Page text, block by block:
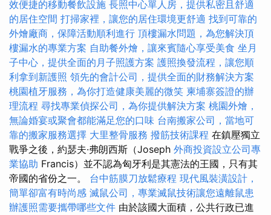
效便捷的移動餐飲設施 長照中心單人房，提供私密且舒適
的居住空間 打掃家裡，讓您的居住環境更舒適 找到可靠的
外燴廠商，保障活動順利進行 頂樓漏水問題，為您解決頂
樓漏水的專業方案 自助餐外燴，讓來賓隨心享受美食 坐月
子中心，提供全面的月子照護方案 護照換發流程，讓您順
利拿到新護照 領先的會計公司，提供全面的財務解決方案
桃園植牙服務，為你打造健康美麗的微笑 柬埔寨簽證的辦
理流程 尋找專業偵探公司，為你提供解決方案 桃園外燴，
無論婚宴或聚會都能滿足您的口味 台南搬家公司，當地可
靠的搬家服務選擇 大里整骨服務 撥筋技術課程 在鎮壓獨立
戰爭之後，約瑟夫·弗朗西斯（Joseph 外商投資設立公司專
業協助 Francis）並不認為匈牙利是其憲法的王國，只有其
帝國的省份之一。 台中筋膜刀放鬆療程 現代風裝潢設計，
簡單卻富有時尚感 滅鼠公司，專業滅鼠技術讓您遠離鼠患
辦護照需要攜帶哪些文件 由於該國大面積，公共行政已進